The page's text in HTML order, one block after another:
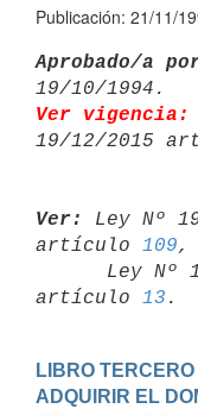
Publicación: 21/11/
Aprobado/a
Ver vigencia:
19/12/2015
Ver:
Ley Nº
artículo 109,
artículo 13
LIBRO
ADQUIRIR EL